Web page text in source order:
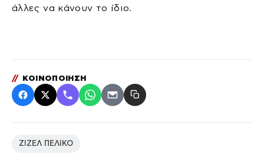
άλλες να κάνουν το ίδιο.
// ΚΟΙΝΟΠΟΙΗΣΗ
ΖΙΖΕΛ ΠΕΛΙΚΟ